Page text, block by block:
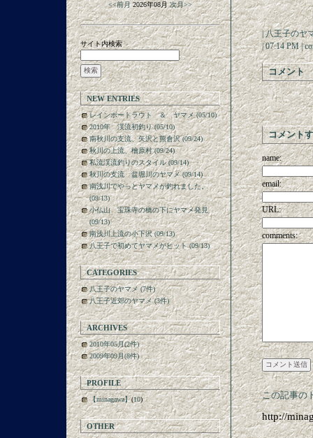
|八王子のヤ
| 07:14 PM |
コメント
コメント
name:
email:
URL:
comments:
この記事の
http://
<<前月2026年08月次月>>
サイト内検索
NEW ENTRIES
レインボートラウト ＆ ヤマメ (05/10)
2010年 渓流初釣り (05/10)
南秋川の支流、矢沢と熊倉沢 (09/24)
秋川の上流、檜原村 (09/24)
私流渓流釣りのスタイル (09/14)
秋川の支流 盆堀川のヤマメ (09/14)
南浅川でやっとヤマメが釣れました。
(09/13)
小仏山 宝珠寺の橋の下にヤマメ発見
(09/13)
南浅川上流の小下沢 (09/13)
八王子で初めてヤマメがヒット (09/13)
CATEGORIES
八王子のヤマメ (7件)
八王子近郊のヤマメ (3件)
ARCHIVES
2010年05月(2件)
2009年09月(8件)
PROFILE
【minagawa】(10)
OTHER